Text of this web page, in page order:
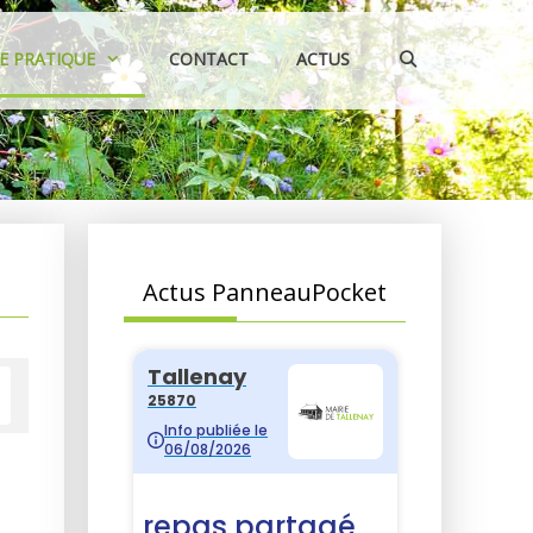
PRATIQUE CONTACT ACTUS
Actus PanneauPocket